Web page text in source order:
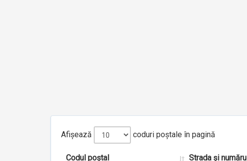
Afișează coduri poștale în pagină
Codul poștal Strada și numărul